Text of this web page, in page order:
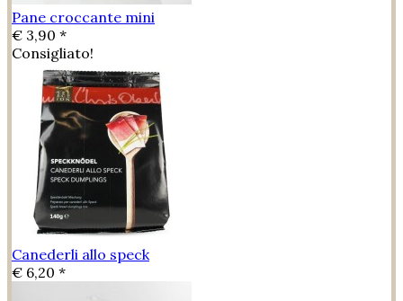
Pane croccante mini
€ 3,90 *
Consigliato!
Canederli allo speck
€ 6,20 *